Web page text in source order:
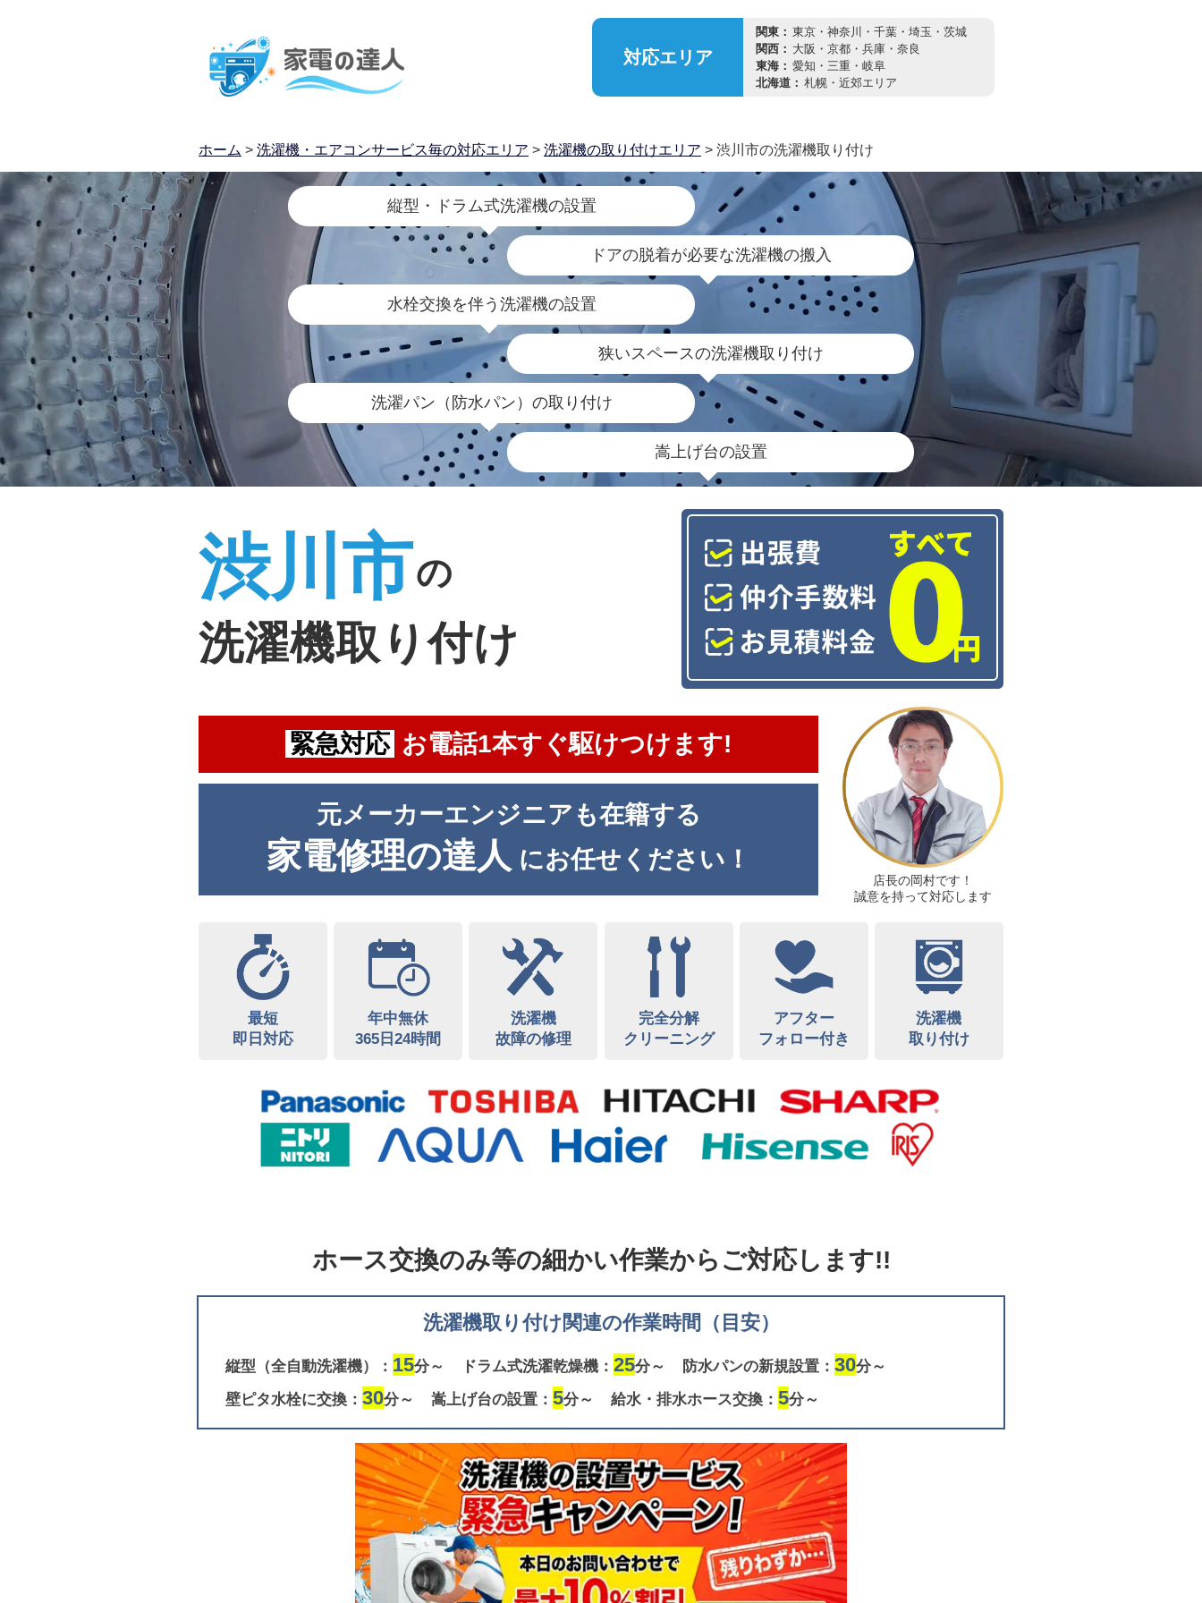
対応エリア
関東： 東京・神奈川・千葉・埼玉・茨城
関西： 大阪・京都・兵庫・奈良
東海： 愛知・三重・岐阜
北海道： 札幌・近郊エリア
ホーム > 洗濯機・エアコンサービス毎の対応エリア > 洗濯機の取り付けエリア > 渋川市の洗濯機取り付け
縦型・ドラム式洗濯機の設置
ドアの脱着が必要な洗濯機の搬入
水栓交換を伴う洗濯機の設置
狭いスペースの洗濯機取り付け
洗濯パン（防水パン）の取り付け
嵩上げ台の設置
渋川市の
洗濯機取り付け
緊急対応 お電話1本すぐ駆けつけます!
元メーカーエンジニアも在籍する
家電修理の達人 にお任せください！
店長の岡村です！
誠意を持って対応します
最短
即日対応
年中無休
365日24時間
洗濯機
故障の修理
完全分解
クリーニング
アフター
フォロー付き
洗濯機
取り付け
ホース交換のみ等の細かい作業からご対応します!!
洗濯機取り付け関連の作業時間（目安）
縦型（全自動洗濯機）： 15分～ ドラム式洗濯乾燥機： 25分～ 防水パンの新規設置： 30分～
壁ピタ水栓に交換： 30分～ 嵩上げ台の設置： 5分～ 給水・排水ホース交換： 5分～